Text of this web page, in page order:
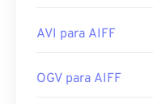
AVI para AIFF
OGV para AIFF